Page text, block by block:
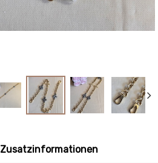
Zusatzinformationen